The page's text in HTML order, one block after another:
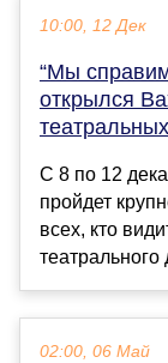
10:00, 12 Дек
“Мы
открылся
С 8 по 12
пройдет
всех, кто
театрального
02:00, 06 Май